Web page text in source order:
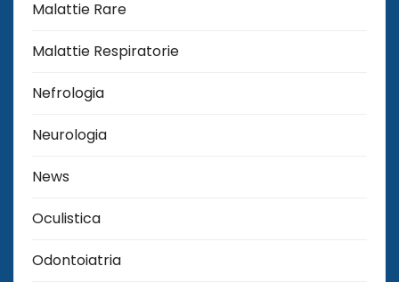
Malattie Rare
Malattie Respiratorie
Nefrologia
Neurologia
News
Oculistica
Odontoiatria